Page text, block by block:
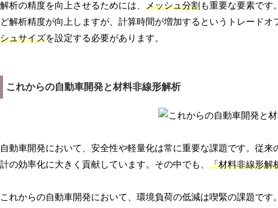
解析の精度を向上させるためには、 メッシュ分割も重要な要素です
ど解析精度が向上しますが、計算時間が増加するというトレード
シュサイズを設定する必要があります。
これからの自動車開発と材料非線形解析
自動車開発において、安全性や軽量化は常に重要な課題です。従
計の効率化に大きく貢献しています。その中でも、 「材料非線形解
これからの自動車開発において、環境負荷の低減は喫緊の課題で